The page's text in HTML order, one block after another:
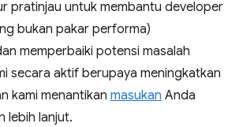
pratinjau untuk membantu developer
bukan pakar performa)
memperbaiki potensi masalah
secara aktif berupaya meningkatkan
kami menantikan masukan Anda
lebih lanjut.